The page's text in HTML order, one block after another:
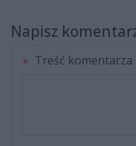
Napisz
Treść komentarza